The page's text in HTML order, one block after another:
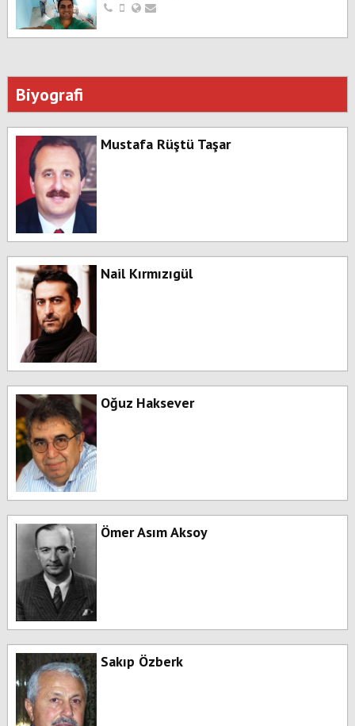
Biyografi
Mustafa Rüştü Taşar
Nail Kırmızıgül
Oğuz Haksever
Ömer Asım Aksoy
Sakıp Özberk